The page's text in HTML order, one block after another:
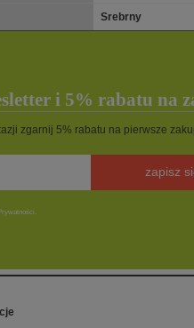
Srebrny
i 5% rabatu na
zgarnij 5% rabatu na pierwsze
zapisz